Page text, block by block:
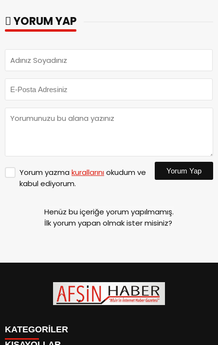
YORUM YAP
Yorum yazma kurallarınıokudum ve
kabul ediyorum.
Yorum Yap
Henüz bu içeriğe yorum yapılmamış.
İlk yorum yapan olmak ister misiniz?
KATEGORİLER